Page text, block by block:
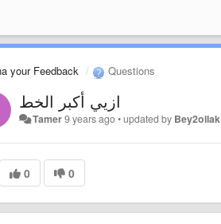
your Feedback Questions
ازيي أكبر الخط
Tamer9 years ago•updated by
0 0